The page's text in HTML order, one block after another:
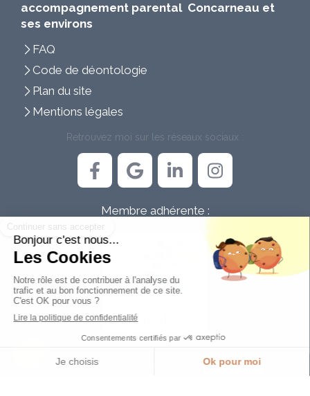
accompagnement parental Concarneau et
ses environs
FAQ
Code de déontologie
Plan du site
Mentions légales
Retrouvez moi sur les réseaux sociaux :
Membre adhérente :
Création et référencement du site par Simplébo